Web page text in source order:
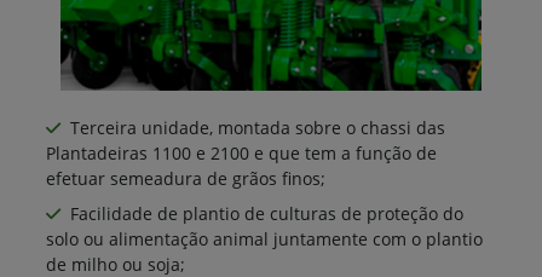
Terceira unidade, montada sobre o chassi das
Plantadeiras 1100 e 2100 e que tem a função de
efetuar semeadura de grãos finos;
Facilidade de plantio de culturas de proteção do
solo ou alimentação animal juntamente com o plantio
de milho ou soja;